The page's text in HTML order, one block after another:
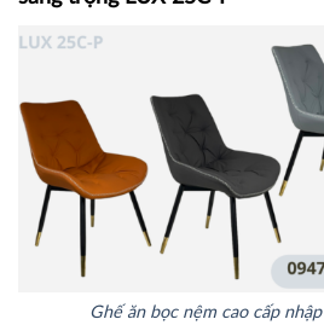
Ghế ăn bọc nệm cao cấp